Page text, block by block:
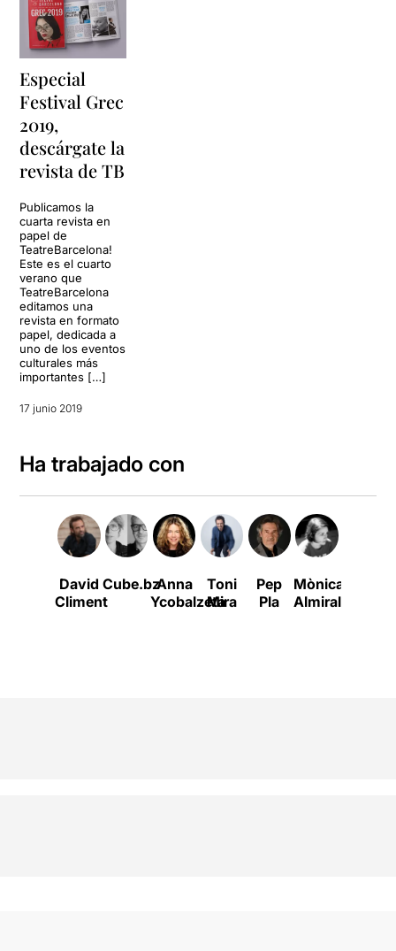
Especial
Festival Grec
2019,
descárgate la
revista de TB
Publicamos la
cuarta revista en
papel de
TeatreBarcelona!
Este es el cuarto
verano que
TeatreBarcelona
editamos una
revista en formato
papel, dedicada a
uno de los eventos
culturales más
importantes […]
17 junio 2019
Ha trabajado con
David
Climent
Cube.bzAnna
Ycobalzeta
Toni
Mira
Pep
Pla
Mònica
Almirall